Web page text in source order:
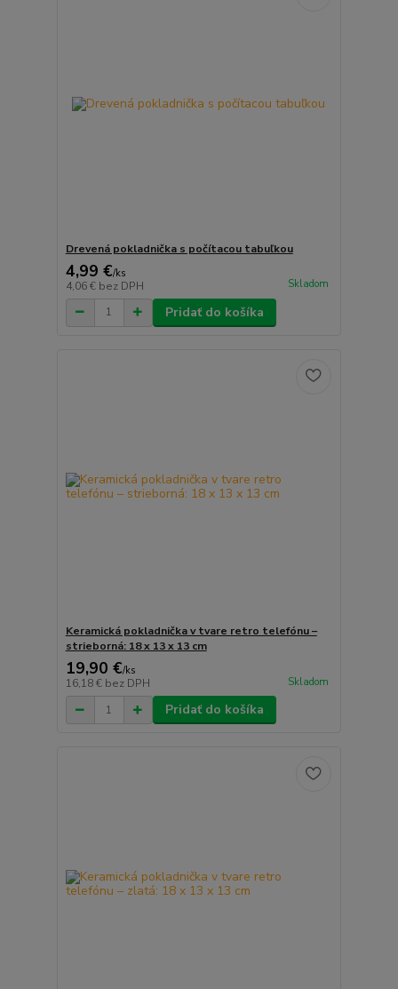
Drevená pokladnička s počítacou tabuľkou
4,99 €/ks
4,06 € bez DPH Skladom
Pridať do košíka
Keramická pokladnička v tvare retro telefónu –
strieborná: 18 x 13 x 13 cm
19,90 €/ks
16,18 € bez DPH Skladom
Pridať do košíka